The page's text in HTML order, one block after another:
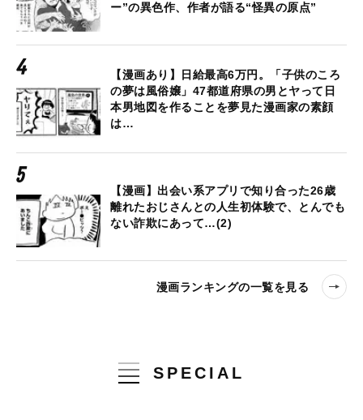
ー”の異色作、作者が語る“怪異の原点”
【漫画あり】日給最高6万円。「子供のころ
の夢は風俗嬢」47都道府県の男とヤって日
本男地図を作ることを夢見た漫画家の素顔
は…
【漫画】出会い系アプリで知り合った26歳
離れたおじさんとの人生初体験で、とんでも
ない詐欺にあって…(2)
漫画ランキングの一覧を見る
SPECIAL